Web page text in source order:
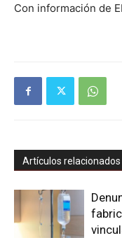
Con información de
Artículos relacionados